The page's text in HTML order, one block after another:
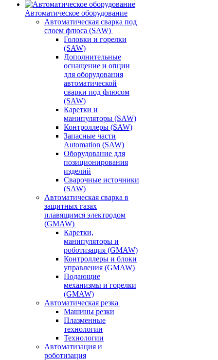
Автоматическое оборудование
Автоматическая сварка под
слоем флюса (SAW)
Головки и горелки
(SAW)
Дополнительные
оснащение и опции
для оборудования
автоматической
сварки под флюсом
(SAW)
Каретки и
манипуляторы (SAW)
Контроллеры (SAW)
Запасные части
Automation (SAW)
Оборудование для
позиционирования
изделий
Сварочные источники
(SAW)
Автоматическая сварка в
защитных газах
плавящимся электродом
(GMAW)
Каретки,
манипуляторы и
роботизация (GMAW)
Контроллеры и блоки
управления (GMAW)
Подающие
механизмы и горелки
(GMAW)
Автоматическая резка
Машины резки
Плазменные
технологии
Технологии
Автоматизация и
роботизация